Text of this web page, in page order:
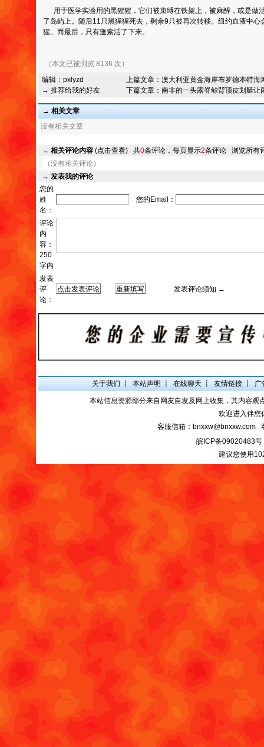
用于医学实验用的黑猩猩，它们被束缚在铁架上，被麻醉，或是做
了岛屿上。随后11只黑猩猩死去，剩余9只被再次转移。纽约血液中
猩。而最后，只有蓬索活了下来。
（本文已被浏览 8136 次）
编辑： pxlyzd
→ 推荐给我的好友
上篇文章： 澳大利亚黄金海岸布罗德本特海
下篇文章： 南非的一头露脊鲸背顶皮划艇让
→ 相关文章
没有相关文章
→ 相关评论内容 (点击查看) 共0条评论，每页显示2条评论 浏览所有
（没有相关评论）
→ 发表我的评论
您的
姓
名：
您的Email：
评论
内
容：
250
字内
发表
评
论：
发表评论须知 →
关于我们 ┋ 本站声明 ┋ 在线聊天 ┋ 友情链接 ┋ 广
本站信息资源部分来自网友自发及网上收集，其内容
欢迎进入伴您
客服信箱：bnxxw@bnxxw.com
皖ICP备09020483号
建议您使用